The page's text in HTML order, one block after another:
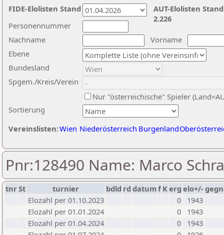
Nachname
Vorname
Ebene
Sortierung
Personennummer
Bundesland
Spgem./Kreis/Verein
Nur "österreichische" Spieler
Vereinslisten:Wien Niederösterreich Burgenland
AUT-Elolisten
2.226
FIDE-Elolisten Stand
Pnr:128490 Name: Marco
tnrSt turnier bdld rd datumf Kerg elo+/-
Elozahl per 01.10.2023
0
1943
Elozahl per 01.01.2024
0
1943
Elozahl per 01.04.2024
0
1943